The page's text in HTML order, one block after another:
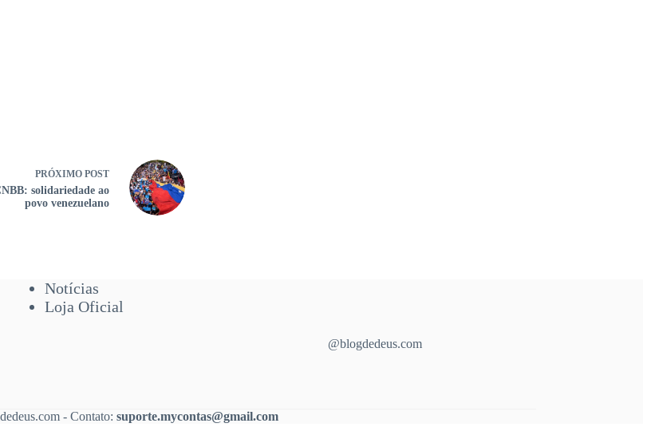
PRÓXIMO POST
solidariedade ao
povo venezuelano
Notícias
Loja Oficial
@blogdedeus.com
- Contato:suporte.mycontas@gmail.com